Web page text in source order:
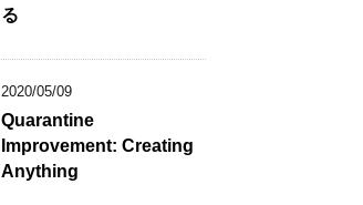
る
2020/05/09
Quarantine
Improvement: Creating
Anything